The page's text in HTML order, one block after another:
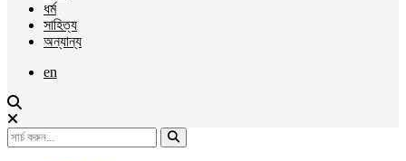
ধর্ম
সাহিত্য
অন্যান্য
en